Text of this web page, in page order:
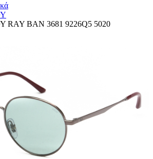
BAN 3681 9226Q5 5020